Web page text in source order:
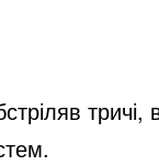
тричі,